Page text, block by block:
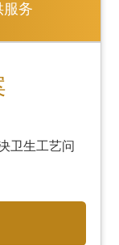
服务
卫生工艺问